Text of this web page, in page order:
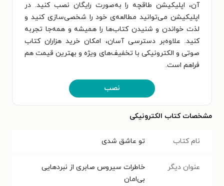
آن، اپلیکیشن طاقچه را به‌صورت رایگان نصب کنید. در
اپلیکیشن می‌توانید مطالعه‌ی خود را شخصی‌سازی کنید و
لذت خواندن و شنیدن کتاب‌ها را همیشه و همه‌جا تجربه
کنید. علاوه‌بر دسترسی آسان، امکان خرید هزاران کتاب
صوتی و الکترونیکی با تخفیف‌های ویژه و بهترین قیمت هم
فراهم است.
نصب
مشخصات کتاب الکترونیکی
نام کتاب تو عاشق شدی
عنوان دیگر
خاطرات سیروس صابری از نبردهایی
بی‌امان